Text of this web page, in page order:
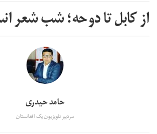
از کابل تا دوحه؛ شب شعر
حامد حیدری
سردبیر تلویزیون یک افغانستان